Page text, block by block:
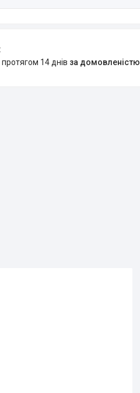
14 днів за домовленістю